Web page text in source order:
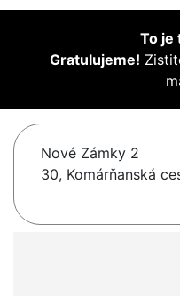
To je
Gratulujeme!
Nové Zámky 2
30, Komárňanská